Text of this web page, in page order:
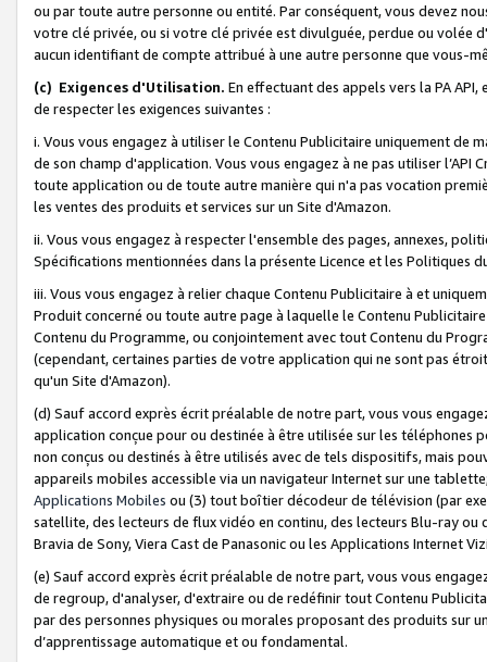
ou par toute autre personne ou entité. Par conséquent, vous devez
votre clé privée, ou si votre clé privée est divulguée, perdue ou volée
aucun identifiant de compte attribué à une autre personne que vous-
(c) Exigences d'Utilisation. En effectuant des appels vers la PA
de respecter les exigences suivantes :
i. Vous vous engagez à utiliser le Contenu Publicitaire uniquement de
de son champ d'application. Vous vous engagez à ne pas utiliser l’API
toute application ou de toute autre manière qui n'a pas vocation
les ventes des produits et services sur un Site d'Amazon.
ii. Vous vous engagez à respecter l'ensemble des pages, annexes,
Spécifications mentionnées dans la présente Licence et les Politiques
iii. Vous vous engagez à relier chaque Contenu Publicitaire à et
Produit concerné ou toute autre page à laquelle le Contenu
Contenu du Programme, ou conjointement avec tout Contenu du
(cependant, certaines parties de votre application qui ne sont pas
qu'un Site d'Amazon).
(d) Sauf accord exprès écrit préalable de notre part, vous vous
application conçue pour ou destinée à être utilisée sur les téléphones
non conçus ou destinés à être utilisés avec de tels dispositifs, mais
appareils mobiles accessible via un navigateur Internet sur une
Applications Mobiles ou (3) tout boîtier décodeur de télévision (par
satellite, des lecteurs de flux vidéo en continu, des lecteurs Blu-ray
Bravia de Sony, Viera Cast de Panasonic ou les Applications Internet
(e) Sauf accord exprès écrit préalable de notre part, vous vous
de regroup, d'analyser, d'extraire ou de redéfinir tout Contenu
par des personnes physiques ou morales proposant des produits sur
d’apprentissage automatique et ou fondamental.